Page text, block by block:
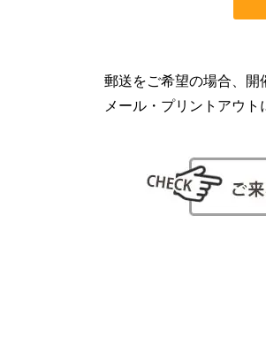
郵送をご希望の場合、開
メール・プリントアウト